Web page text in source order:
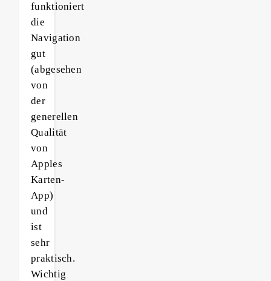
funktioniert
die
Navigation
gut
(abgesehen
von
der
generellen
Qualität
von
Apples
Karten-
App)
und
ist
sehr
praktisch.
Wichtig